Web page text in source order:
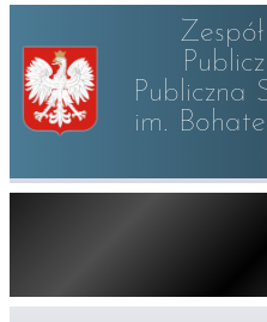
Publiczna
im.